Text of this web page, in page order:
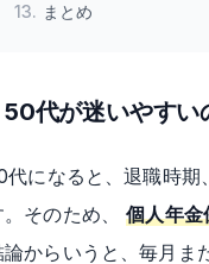
13. まとめ
50代が迷いやすい
代になると、退職時期
。そのため、個人年金
論からいうと、毎月ま